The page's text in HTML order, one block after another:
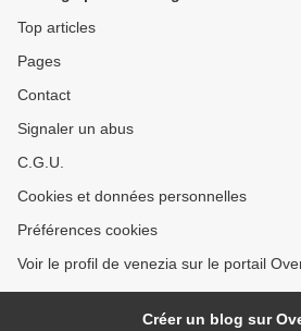
Top articles
Pages
Contact
Signaler un abus
C.G.U.
Cookies et données personnelles
Préférences cookies
Voir le profil de venezia sur le portail
Créer un blog sur